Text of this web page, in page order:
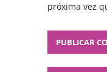
próxima vez